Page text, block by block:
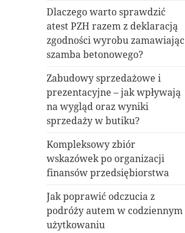
Dlaczego warto sprawdzić
atest PZH razem z deklaracją
zgodności wyrobu zamawiając
szamba betonowego?
Zabudowy sprzedażowe i
prezentacyjne – jak wpływają
na wygląd oraz wyniki
sprzedaży w butiku?
Kompleksowy zbiór
wskazówek po organizacji
finansów przedsiębiorstwa
Jak poprawić odczucia z
podróży autem w codziennym
użytkowaniu